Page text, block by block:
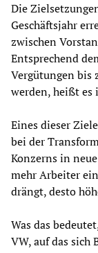
Die
Geschäftsjahr
zwischen
Entsprechend
Vergütungen bis
werden, heißt es
Eines dieser
bei der
Konzerns in
mehr Arbeiter
drängt, desto
Was das
VW, auf das